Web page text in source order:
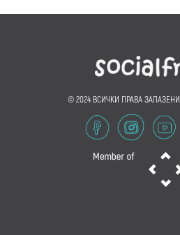
© 2024 ВСИЧКИ ПРАВА ЗАПАЗЕНИ.